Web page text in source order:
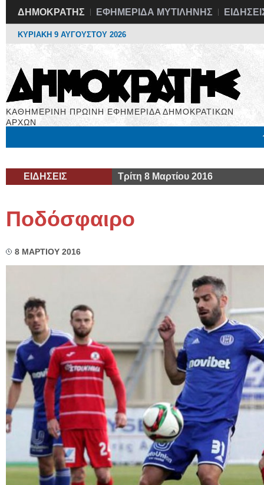
ΔΗΜΟΚΡΑΤΗΣ ΕΦΗΜΕΡΙΔΑ ΜΥΤΙΛΗΝΗΣ
ΚΥΡΙΑΚΗ 9 ΑΥΓΟΥΣΤΟΥ 2026
ΚΑΘΗΜΕΡΙΝΗ ΠΡΩΙΝΗ ΕΦΗΜΕΡΙΔΑ ΔΗΜΟΚΡΑΤΙΚΩΝ
ΑΡΧΩΝ
ΕΙΔΗΣΕΙΣ Τρίτη 8 Μαρτίου 2016
Ποδόσφαιρο
8 ΜΑΡΤΙΟΥ 2016